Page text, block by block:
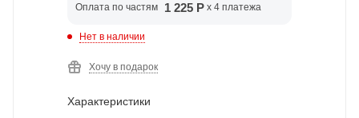
Оплата по частям 1 225 Р x 4 платежа
Нет в наличии
Хочу в подарок
Характеристики